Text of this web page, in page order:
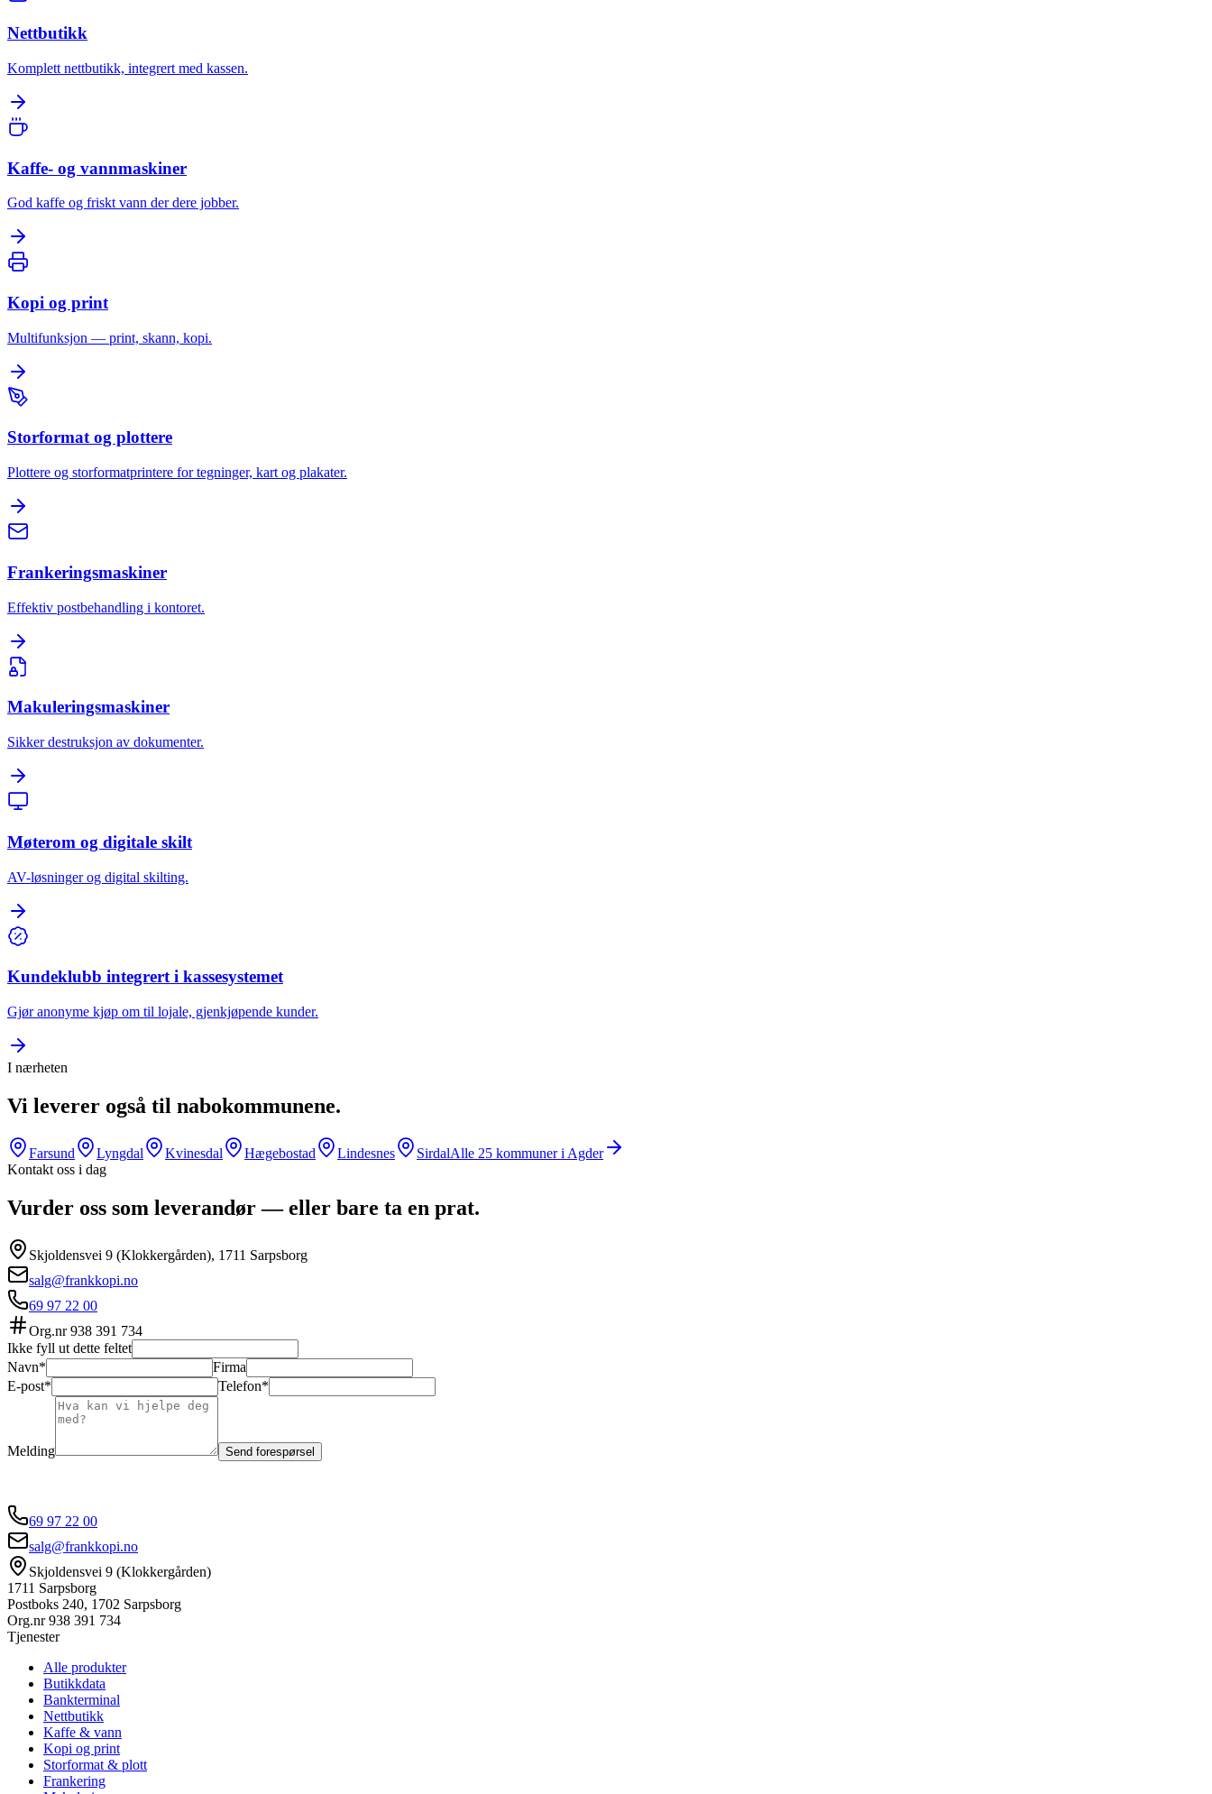
Nettbutikk
Komplett nettbutikk, integrert med kassen.
Kaffe- og vannmaskiner
God kaffe og friskt vann der dere jobber.
Kopi og print
Multifunksjon — print, skann, kopi.
Storformat og plottere
Plottere og storformatprintere for tegninger, kart og plakater.
Frankeringsmaskiner
Effektiv postbehandling i kontoret.
Makuleringsmaskiner
Sikker destruksjon av dokumenter.
Møterom og digitale skilt
AV-løsninger og digital skilting.
Kundeklubb integrert i kassesystemet
Gjør anonyme kjøp om til lojale, gjenkjøpende kunder.
I nærheten
Vi leverer også til nabokommunene.
Farsund Lyngdal Kvinesdal Hægebostad Lindesnes SirdalAlle 25 kommuner i Agder
Kontakt oss i dag
Vurder oss som leverandør — eller bare ta en prat.
Skjoldensvei 9 (Klokkergården), 1711 Sarpsborg
salg@frankkopi.no
69 97 22 00
Org.nr938 391 734
Ikke fyll ut dette feltet
Navn*
Firma
E-post*
Telefon*
Melding Send forespørsel
69 97 22 00
salg@frankkopi.no
Skjoldensvei 9 (Klokkergården)
1711 Sarpsborg
Postboks 240, 1702 Sarpsborg
Org.nr938 391 734
Tjenester
Alle produkter
Butikkdata
Bankterminal
Nettbutikk
Kaffe & vann
Kopi og print
Storformat & plott
Frankering